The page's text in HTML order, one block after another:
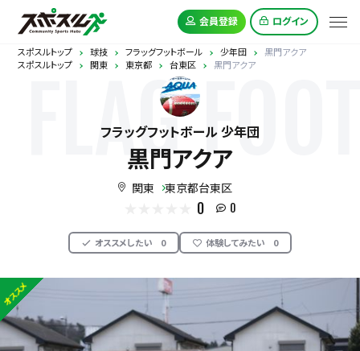
会員登録 ログイン
スポスルトップ 球技 フラッグフットボール 少年団
黒門アクア
スポスルトップ
関東 東京都 台東区 黒門アクア
FLAG
フラッグフットボール 少年団
黒門アクア
関東 東京都台東区
0 0
オススメしたい 0 体験してみたい 0
オススメ